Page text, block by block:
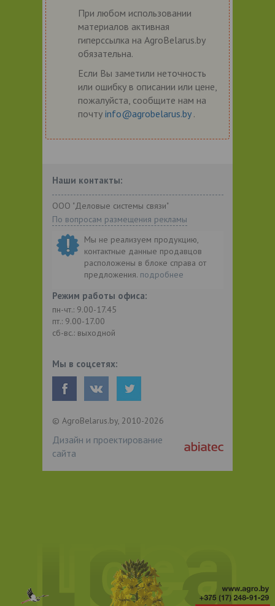
При любом использовании
материалов активная
гиперссылка на AgroBelarus.by
обязательна.
Если Вы заметили неточность
или ошибку в описании или цене,
пожалуйста, сообщите нам на
почту info@agrobelarus.by .
Наши контакты:
ООО "Деловые системы связи"
По вопросам размещения рекламы
Мы не реализуем продукцию,
контактные данные продавцов
расположены в блоке справа от
предложения. подробнее
Режим работы офиса:
пн-чт.: 9.00-17.45
пт.: 9.00-17.00
сб-вс.: выходной
Мы в соцсетях:
© AgroBelarus.by, 2010-2026
Дизайн и проектирование
сайта